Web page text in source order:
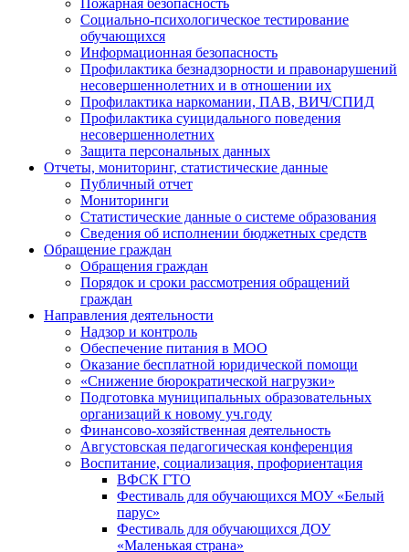
Пожарная безопасность
Социально-психологическое тестирование
обучающихся
Информационная безопасность
Профилактика безнадзорности и правонарушений
несовершеннолетних и в отношении их
Профилактика наркомании, ПАВ, ВИЧ/СПИД
Профилактика суицидального поведения
несовершеннолетних
Защита персональных данных
Отчеты, мониторинг, статистические данные
Публичный отчет
Мониторинги
Статистические данные о системе образования
Сведения об исполнении бюджетных средств
Обращение граждан
Обращения граждан
Порядок и сроки рассмотрения обращений
граждан
Направления деятельности
Надзор и контроль
Обеспечение питания в МОО
Оказание бесплатной юридической помощи
«Снижение бюрократической нагрузки»
Подготовка муниципальных образовательных
организаций к новому уч.году
Финансово-хозяйственная деятельность
Августовская педагогическая конференция
Воспитание, социализация, профориентация
ВФСК ГТО
Фестиваль для обучающихся МОУ «Белый
парус»
Фестиваль для обучающихся ДОУ
«Маленькая страна»